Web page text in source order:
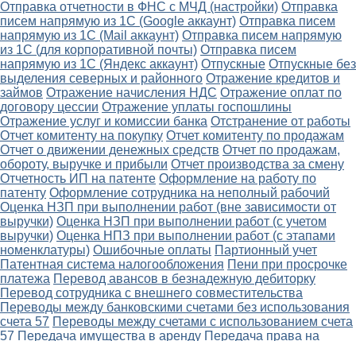
Отправка отчетности в ФНС с МЧД (настройки) Отправка
писем напрямую из 1С (Google аккаунт) Отправка писем
напрямую из 1С (Mail аккаунт) Отправка писем напрямую
из 1С (для корпоративной почты) Отправка писем
напрямую из 1С (Яндекс аккаунт) Отпускные Отпускные без
выделения северных и районного Отражение кредитов и
займов Отражение начисления НДС Отражение оплат по
договору цессии Отражение уплаты госпошлины
Отражение услуг и комиссии банка Отстранение от работы
Отчет комитенту на покупку Отчет комитенту по продажам
Отчет о движении денежных средств Отчет по продажам,
обороту, выручке и прибыли Отчет производства за смену
Отчетность ИП на патенте Оформление на работу по
патенту Оформление сотрудника на неполный рабочий
Оценка НЗП при выполнении работ (вне зависимости от
выручки) Оценка НЗП при выполнении работ (с учетом
выручки) Оценка НПЗ при выполнении работ (с этапами
номенклатуры) Ошибочные оплаты Партионный учет
Патентная система налогообложения Пени при просрочке
платежа Перевод авансов в безнадежную дебиторку
Перевод сотрудника с внешнего совместительства
Переводы между банковскими счетами без использования
счета 57 Переводы между счетами с использованием счета
57 Передача имущества в аренду Передача права на